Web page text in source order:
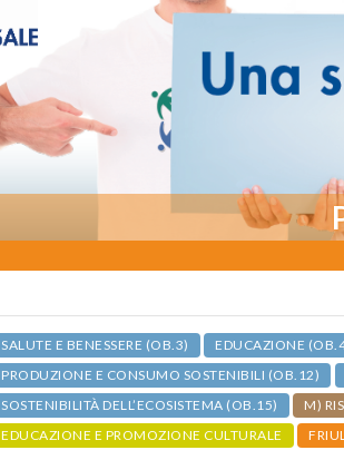
SALUTE E BENESSERE (OB.3) EDUCAZIONE
PRODUZIONE E CONSUMO SOSTENIBILI (OB.12)
SOSTENIBILITÀ DELL’ECOSISTEMA (OB.15)
M)
EDUCAZIONE E PROMOZIONE CULTURALE